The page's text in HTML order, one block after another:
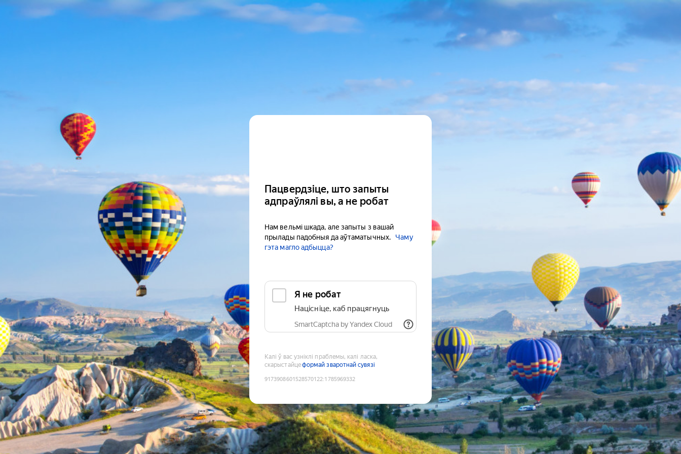
Пацвердзіце, што запыты
адпраўлялі вы, а не робат
Нам вельмі шкада, але запыты з вашай
прылады падобныя да аўтаматычных.
Чаму
гэта магло адбыцца?
Я не робат
Націсніце, каб працягнуць
SmartCaptcha by Yandex Cloud
Калі ў вас узніклі праблемы, калі ласка,
скарыстайцеформай зваротнай сувязі
9173908601528570122:1785969332